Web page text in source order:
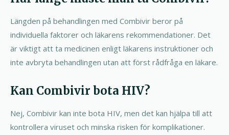
Längden på behandlingen med Combivir beror på
individuella faktorer och läkarens rekommendationer. Det
är viktigt att ta medicinen enligt läkarens instruktioner och
inte avbryta behandlingen utan att först rådfråga en läkare.
Kan Combivir bota HIV?
Nej, Combivir kan inte bota HIV, men det kan hjälpa till att
kontrollera viruset och minska risken för komplikationer.